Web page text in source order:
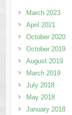
March 2023
April 2021
October 2020
October 2019
August 2019
March 2019
July 2018
May 2018
January 2018